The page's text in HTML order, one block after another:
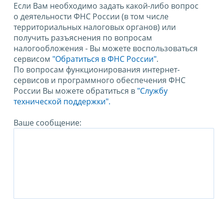
Если Вам необходимо задать какой-либо вопрос
о деятельности ФНС России (в том числе
территориальных налоговых органов) или
получить разъяснения по вопросам
налогообложения - Вы можете воспользоваться
сервисом "Обратиться в ФНС России".
По вопросам функционирования интернет-
сервисов и программного обеспечения ФНС
России Вы можете обратиться в "Службу
технической поддержки".
Ваше сообщение: